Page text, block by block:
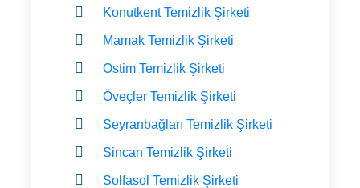
Konutkent Temizlik Şirketi
Mamak Temizlik Şirketi
Ostim Temizlik Şirketi
Öveçler Temizlik Şirketi
Seyranbağları Temizlik Şirketi
Sincan Temizlik Şirketi
Solfasol Temizlik Şirketi